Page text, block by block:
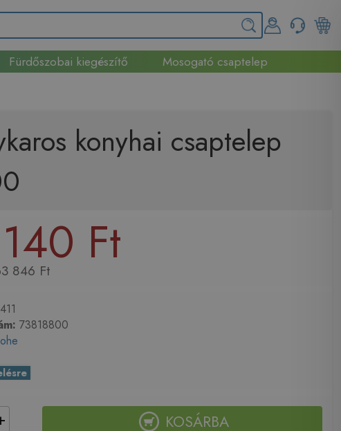
Fürdőszobai kiegészítő
Mosogató csaptelep
konyhai csaptelep
Ft
846 Ft
73818800
KOSÁRBA